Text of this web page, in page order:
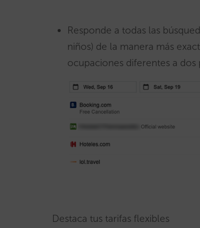
Responde a todas las
niños) de la manera más
ocupaciones diferentes a dos
Destaca tus tarifas flexibles